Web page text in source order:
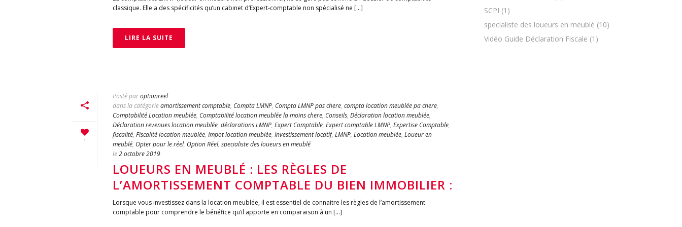
classique. Elle a des spécificités qu’un cabinet d’Expert-comptable non spécialisé ne [...]
LIRE LA SUITE
1
Posté paroptionreel
dans la catégorieamortissement comptable, Compta LMNP, Compta LMNP pas chere, compta location meublée pa chere,
Comptabilité Location meublée, Comptabilité location meublée la moins chere, Conseils, Déclaration location meublée,
Déclaration revenues location meublée, déclarations LMNP, Expert Comptable, Expert comptable LMNP, Expertise Comptable,
fiscalité, Fiscalité location meublée, Impot location meublée, Investissement locatif, LMNP, Location meublée, Loueur en
meublé, Opter pour le réel, Option Réel, specialiste des loueurs en meublé
le2 octobre 2019
LOUEURS EN MEUBLÉ : LES RÈGLES DE
L’AMORTISSEMENT COMPTABLE DU BIEN IMMOBILIER :
Lorsque vous investissez dans la location meublée, il est essentiel de connaitre les règles de l’amortissement
comptable pour comprendre le bénéfice qu’il apporte en comparaison à un [...]
SCPI (1)
specialiste des loueurs en meublé (10)
Vidéo Guide Déclaration Fiscale (1)